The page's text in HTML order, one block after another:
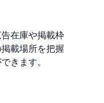
在庫や掲載枠
載場所を把握
きます。